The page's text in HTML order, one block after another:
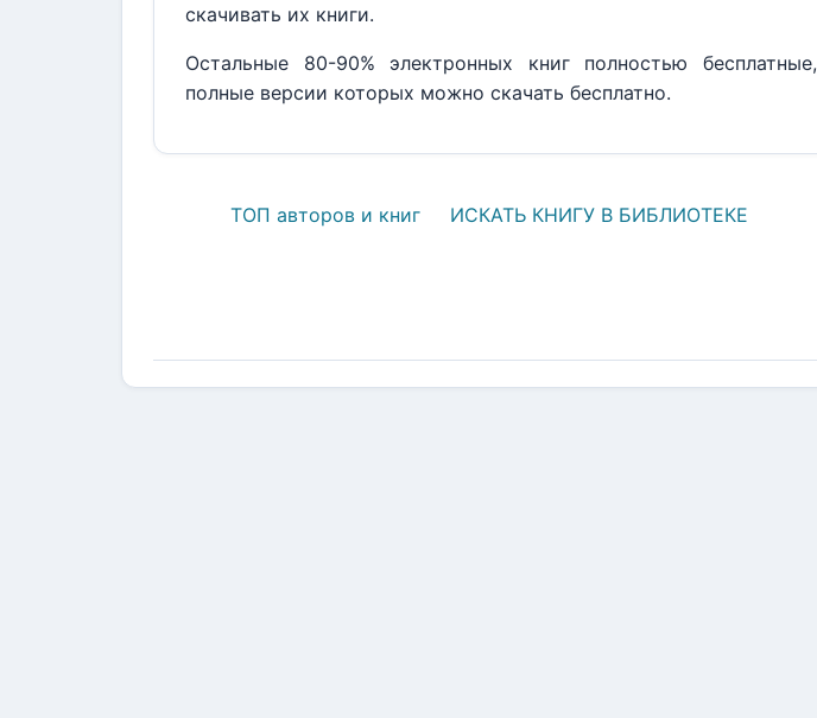
скачивать их книги.
Остальные 80-90% электронных книг полностью бесплатные,
полные версии которых можно скачать бесплатно.
ТОП авторов и книг ИСКАТЬ КНИГУ В БИБЛИОТЕКЕ